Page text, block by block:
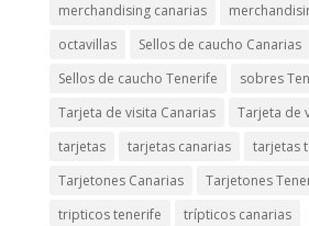
merchandising canarias
octavillas
Sellos de caucho Canarias
Sellos de caucho Tenerife
sobres
Tarjeta de visita Canarias
Tarjeta de
tarjetas
tarjetas canarias
tarjetas
Tarjetones Canarias
Tarjetones
tripticos tenerife
trípticos canarias